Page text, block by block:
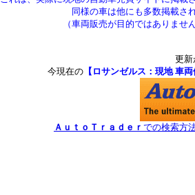
同様の車は他にも多数掲載さ
（車両販売が目的ではありま
更新
今現在の【ロサンゼルス：現地 車
ＡｕｔｏＴｒａｄｅｒ での検索方